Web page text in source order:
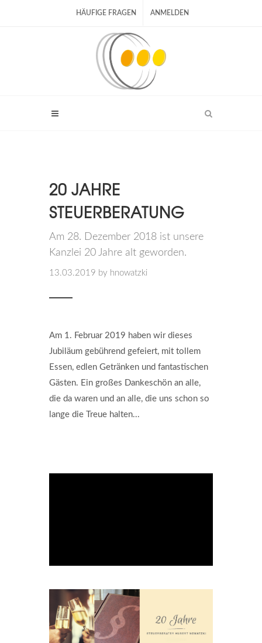
HÄUFIGE FRAGEN ANMELDEN
20 JAHRE
STEUERBERATUNG
Am 28. Dezember 2018 ist unsere
Kanzlei 20 Jahre alt geworden.
13.03.2019 by hnowatzki
Am 1. Februar 2019 haben wir dieses
Jubiläum gebührend gefeiert, mit tollem
Essen, edlen Getränken und fantastischen
Gästen. Ein großes Dankeschön an alle,
die da waren und an alle, die uns schon so
lange die Treue halten...